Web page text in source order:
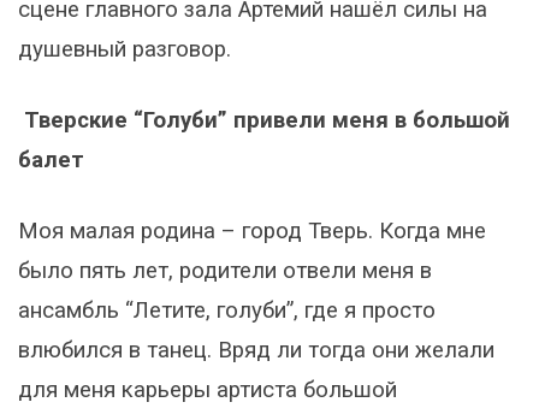
сцене главного зала Артемий нашёл силы на
душевный разговор.
Тверские “Голуби” привели меня в большой
балет
Моя малая родина – город Тверь. Когда мне
было пять лет, родители отвели меня в
ансамбль “Летите, голуби”, где я просто
влюбился в танец. Вряд ли тогда они желали
для меня карьеры артиста большой